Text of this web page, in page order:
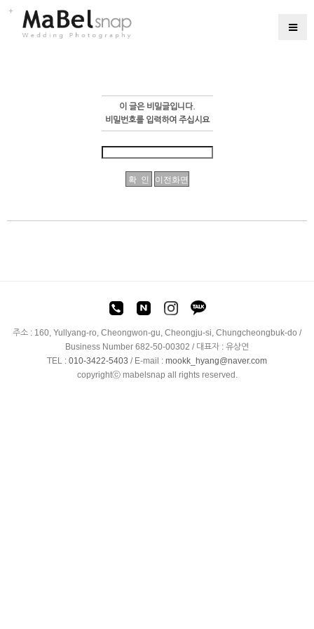
이 글은 비밀글입니다.
비밀번호를 입력하여 주십시요
주소 : 160, Yullyang-ro, Cheongwon-gu, Cheongju-si, Chungcheongbuk-do /
Business Number 682-50-00302 / 대표자 : 유상연
TEL : 010-3422-5403 / E-mail : mookk_hyang@naver.com
copyrightⓒ mabelsnap all rights reserved.